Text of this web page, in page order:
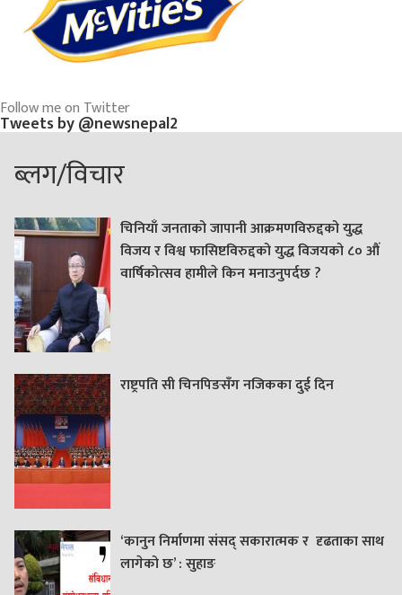
Follow me on Twitter
Tweets by @newsnepal2
ब्लग/विचार
चिनियाँ जनताको जापानी आक्रमणविरुद्दको युद्ध
विजय र विश्व फासिष्टविरुद्दको युद्ध विजयको ८० औं
वार्षिकोत्सव हामीले किन मनाउनुपर्दछ ?
राष्ट्रपति सी चिनपिङसँग नजिकका दुई दिन
‘कानुन निर्माणमा संसद् सकारात्मक र दृढताका साथ
लागेको छ’ : सुहाङ